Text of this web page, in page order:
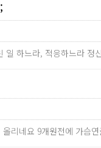
일 하느라, 적응하느라
리네요 9개원전에 가슴